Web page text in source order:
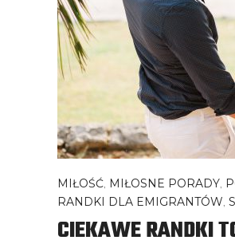
MIŁOŚĆ, MIŁOSNE PORADY,
RANDKI DLA EMIGRANTÓW,
CIEKAWE RANDKI